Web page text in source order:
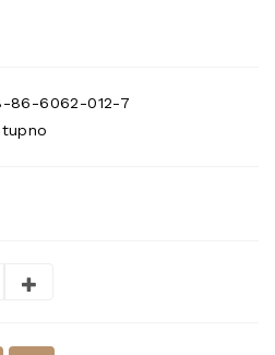
86-6062-012-7